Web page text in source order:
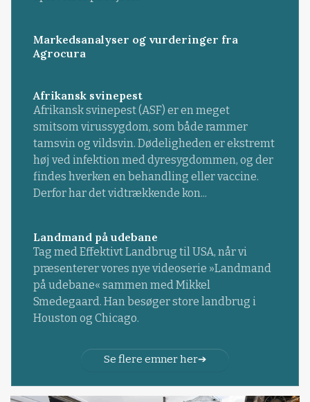
Markedsanalyser og vurderinger fra
Agrocura
Afrikansk svinepest
Afrikansk svinepest (ASF) er en meget
smitsom virussygdom, som både rammer
tamsvin og vildsvin. Dødeligheden er ekstremt
høj ved infektion med dyresygdommen, og der
findes hverken en behandling eller vaccine.
Derfor har det vidtrækkende kon...
Landmand på udebane
Tag med Effektivt Landbrug til USA, når vi
præsenterer vores nye videoserie »Landmand
på udebane« sammen med Mikkel
Smedegaard. Han besøger store landbrug i
Houston og Chicago.
Se flere emner her